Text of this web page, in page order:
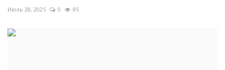
Июль 28, 2025 0 85